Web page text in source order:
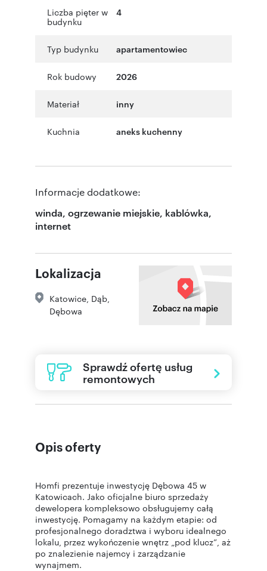
Liczba pięter w
budynku
4
Typ budynku apartamentowiec
Rok budowy 2026
Materiał inny
Kuchnia aneks kuchenny
Informacje dodatkowe:
winda, ogrzewanie miejskie, kablówka,
internet
Lokalizacja
Katowice Dąb
Dębowa
Sprawdź ofertę usług
remontowych
Opis oferty
Homfi prezentuje inwestycję Dębowa 45 w
Katowicach. Jako oficjalne biuro sprzedaży
dewelopera kompleksowo obsługujemy całą
inwestycję. Pomagamy na każdym etapie: od
profesjonalnego doradztwa i wyboru idealnego
lokalu, przez wykończenie wnętrz „pod klucz”, aż
po znalezienie najemcy i zarządzanie
wynajmem.